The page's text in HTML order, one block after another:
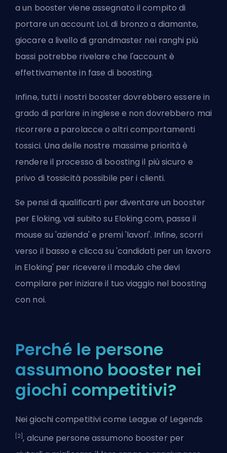
a un booster viene assegnato il compito di
portare un account LoL di bronzo a diamante,
giocare a livello di grandmaster nei ranghi più
bassi potrebbe rivelare che l'account è
effettivamente in fase di boosting.
Infine, tutti i nostri booster dovrebbero essere in
grado di parlare in inglese e non dovrebbero mai
ricorrere a parolacce o altri comportamenti
tossici. Una delle nostre massime priorità è
rendere il processo di boosting il più sicuro e
privo di tossicità possibile per i clienti.
Se pensi di qualificarti per diventare un booster
per Eloking, vai subito su Eloking.com, passa il
mouse su 'azienda' e premi 'lavori'. Infine, scorri
verso il basso e clicca su 'candidati per un lavoro
in Eloking' per ricevere il modulo che devi
compilare per iniziare il tuo viaggio nel boosting
con noi.
Perché le persone
assumono booster nei
giochi competitivi?
Nei giochi competitivi come League of Legends
[2] , alcune persone assumono booster per